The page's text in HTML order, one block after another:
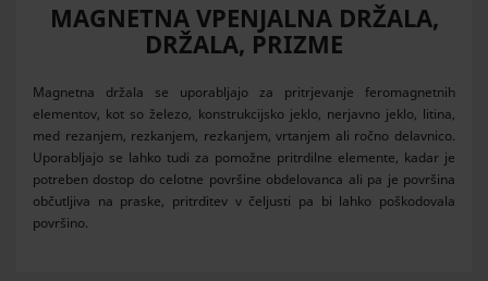
MAGNETNA VPENJALNA DRŽALA,
DRŽALA, PRIZME
Magnetna držala se uporabljajo za pritrjevanje feromagnetnih
elementov, kot so železo, konstrukcijsko jeklo, nerjavno jeklo, litina,
med rezanjem, rezkanjem, rezkanjem, vrtanjem ali ročno delavnico.
Uporabljajo se lahko tudi za pomožne pritrdilne elemente, kadar je
potreben dostop do celotne površine obdelovanca ali pa je površina
občutljiva na praske, pritrditev v čeljusti pa bi lahko poškodovala
površino.